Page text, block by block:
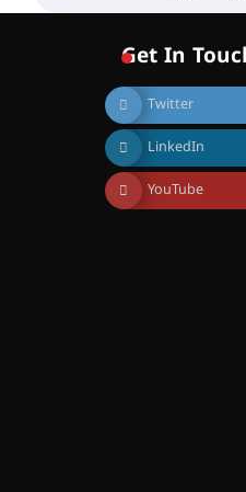
ചെയ്യുന്നു
August 6,
സെന്റ്
Get In
Twitter
LinkedIn
YouTube